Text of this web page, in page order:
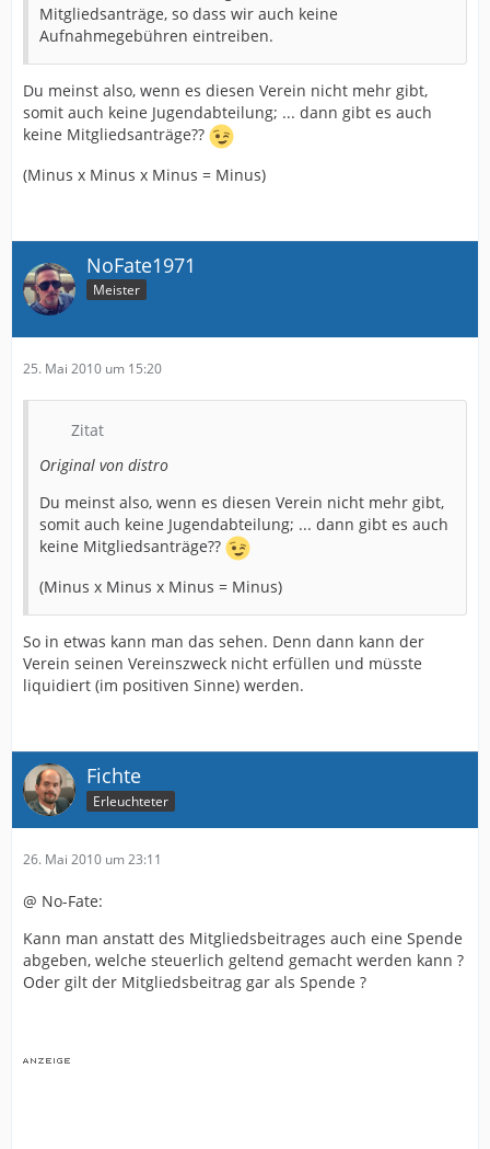
Mitgliedsanträge, so dass wir auch keine
Aufnahmegebühren eintreiben.
Du meinst also, wenn es diesen Verein nicht mehr gibt,
somit auch keine Jugendabteilung; ... dann gibt es auch
keine Mitgliedsanträge??
(Minus x Minus x Minus = Minus)
NoFate1971
Meister
25. Mai 2010 um 15:20
Zitat
Original von distro
Du meinst also, wenn es diesen Verein nicht mehr gibt,
somit auch keine Jugendabteilung; ... dann gibt es auch
keine Mitgliedsanträge??
(Minus x Minus x Minus = Minus)
So in etwas kann man das sehen. Denn dann kann der
Verein seinen Vereinszweck nicht erfüllen und müsste
liquidiert (im positiven Sinne) werden.
Fichte
Erleuchteter
26. Mai 2010 um 23:11
@ No-Fate:
Kann man anstatt des Mitgliedsbeitrages auch eine Spende
abgeben, welche steuerlich geltend gemacht werden kann ?
Oder gilt der Mitgliedsbeitrag gar als Spende ?